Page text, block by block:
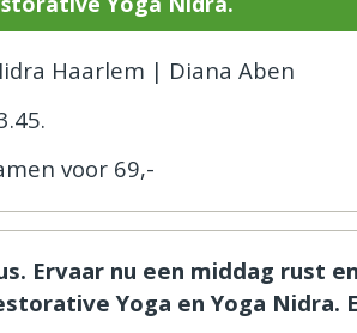
Haarlem | Diana Aben
voor 69,-
Ervaar nu een middag rust
Yoga en Yoga Nidra.